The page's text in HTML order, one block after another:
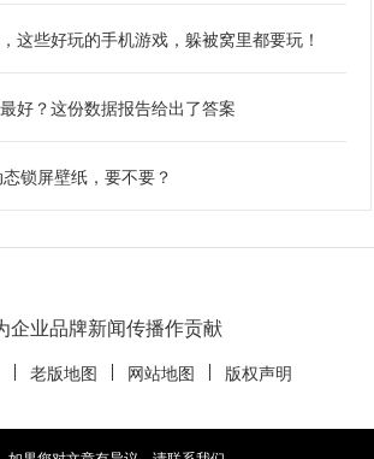
这些好玩的手机游戏，躲被窝里都要玩！
好？这份数据报告给出了答案
锁屏壁纸，要不要？
企业品牌新闻传播作贡献
老版地图 网站地图 版权声明